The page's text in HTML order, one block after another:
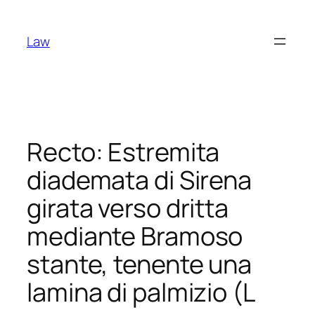
content
Law
Recto: Estremita
diademata di Sirena
girata verso dritta
mediante Bramoso
stante, tenente una
lamina di palmizio (L